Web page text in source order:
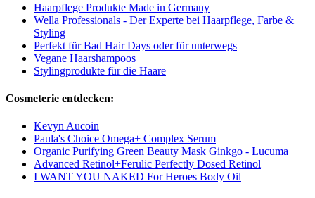
Haarpflege Produkte Made in Germany
Wella Professionals - Der Experte bei Haarpflege, Farbe &
Styling
Perfekt für Bad Hair Days oder für unterwegs
Vegane Haarshampoos
Stylingprodukte für die Haare
Cosmeterie entdecken:
Kevyn Aucoin
Paula's Choice Omega+ Complex Serum
Organic Purifying Green Beauty Mask Ginkgo - Lucuma
Advanced Retinol+Ferulic Perfectly Dosed Retinol
I WANT YOU NAKED For Heroes Body Oil